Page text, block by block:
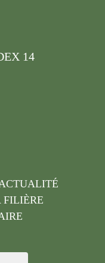
14
FILIÈRE